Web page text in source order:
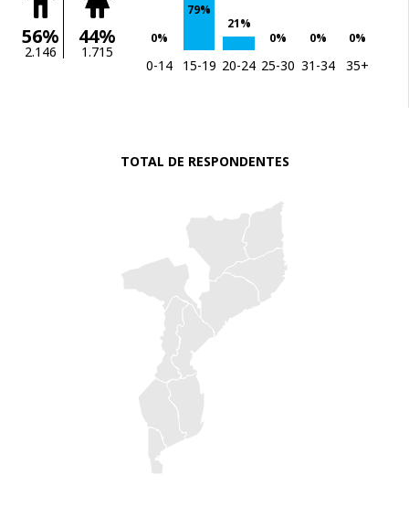
56%
2.146
44%
1.715
0%
79%
21%
0%
0% 0%
0-14 15-19 20-24 25-30 31-34 35+
TOTAL DE RESPONDENTES